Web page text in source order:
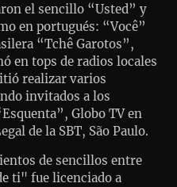
el sencillo “Usted” y
en portugués: “Você”
“Tchê Garotos”,
en tops de radios locales
realizar varios
invitados a los
Globo TV en
de la SBT, São Paulo.
de sencillos entre
ti" fue licenciado a